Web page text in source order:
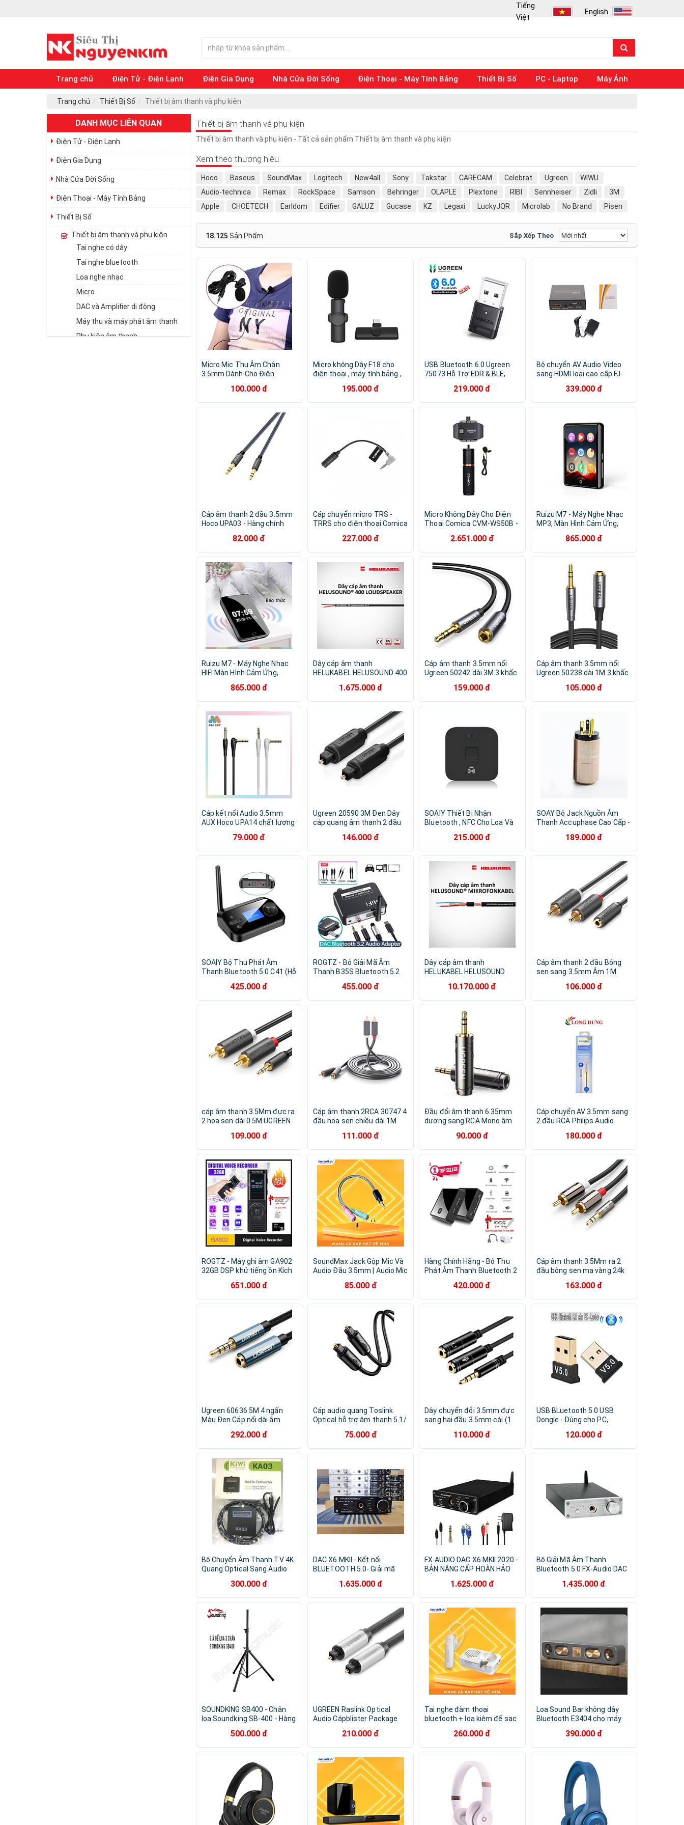
Tiếng
Việt
English
Trang chủ Điện Tử - Điện Lạnh Điện Gia Dụng Nhà Cửa Đời Sống Điện Thoại - Máy Tính Bảng Thiết Bị Số PC - Laptop Máy Ảnh
Trang chủ Thiết Bị Số Thiết bị âm thanh và phụ kiện
DANH MỤC LIÊN QUAN
Điện Tử - Điện Lạnh
Điện Gia Dụng
Nhà Cửa Đời Sống
Điện Thoại - Máy Tính Bảng
Thiết Bị Số
Thiết bị âm thanh và phụ kiện
Tai nghe có dây
Tai nghe bluetooth
Loa nghe nhạc
Micro
DAC và Amplifier di động
Máy thu và máy phát âm thanh
Phụ kiện âm thanh
Thiết bị âm thanh và phụ kiện
Thiết bị âm thanh và phụ kiện - Tất cả sản phẩm Thiết bị âm thanh và phụ kiện
Xem theo thương hiệu
Hoco Baseus SoundMax Logitech New4all Sony Takstar CARECAM Celebrat Ugreen
WIWU
Audio-technica
Remax RockSpace Samson Behringer OLAPLE Plextone RIBI Sennheiser Zidli
3M
Apple
CHOETECH Earldom Edifier GALUZ Gucase KZ Legaxi LuckyJQR Microlab No Brand
Pisen
Yison
Rapoo
18.125 Sản Phẩm Sắp Xếp Theo
Micro Mic Thu Âm Chân
3.5mm Dành Cho Điện
Giảng - Hàng Nhập Khẩu
100.000 đ
Micro không Dây F18 cho
điện thoại , máy tính bảng ,
hàng nhập khẩu
195.000 đ
USB Bluetooth 6.0 Ugreen
75073 Hỗ Trợ EDR & BLE,
Trên Windows 11/10/8.1 –
Tương Thích Tai Nghe, Bàn
Hàng Chính Hãng
219.000 đ
Bộ chuyển AV Audio Video
sang HDMI loại cao cấp FJ-
339.000 đ
Cáp âm thanh 2 đầu 3.5mm
Hoco UPA03 - Hàng chính
82.000 đ
Cáp chuyển micro TRS -
TRRS cho điện thoại Comica
227.000 đ
Micro Không Dây Cho Điện
Thoại Comica CVM-WS50B -
2.651.000 đ
Ruizu M7 - Máy Nghe Nhạc
MP3, Màn Hình Cảm Ứng,
Ngoài - Hàng Chính Hãng
865.000 đ
Ruizu M7 - Máy Nghe Nhạc
HIFI Màn Hình Cảm Ứng,
Ngoài - Hàng chính hãng
865.000 đ
Dây cáp âm thanh
HELUKABEL HELUSOUND 400
x 2.5 mm²1.675.000 đ
Cáp âm thanh 3.5mm nối
Ugreen 50242 dài 3M 3 khấc
159.000 đ
Cáp âm thanh 3.5mm nối
Ugreen 50238 dài 1M 3 khấc
105.000 đ
Cáp kết nối Audio 3.5mm
AUX Hoco UPA14 chất lượng
Hàng chính hãng
79.000 đ
Ugreen 20590 3M Đen Dây
cáp quang âm thanh 2 đầu
146.000 đ
SOAIY Thiết Bị Nhận
Bluetooth , NFC Cho Loa Và
215.000 đ
SOAY Bộ Jack Nguồn Âm
Thanh Accuphase Cao Cấp -
189.000 đ
SOAIY Bộ Thu Phát Âm
Thanh Bluetooth 5.0 C41 (Hỗ
Nhập Khẩu425.000 đ
ROGTZ - Bộ Giải Mã Âm
Thanh B35S Bluetooth 5.2
Cổng kết nối Digital Optical
Toslink / SPDIF, Coaxial,
trợ định dạng: WAV / WMA /
APE / FLAC / MP3 Tự động
kết nối- Hàng Chính Hãng
455.000 đ
Dây cáp âm thanh
HELUKABEL HELUSOUND
0.22 mm²10.170.000 đ
Cáp âm thanh 2 đầu Bông
sen sang 3.5mm Âm 1M
102GK10588AV Hàng chính
hãng
106.000 đ
cáp âm thanh 3.5Mm đực ra
2 hoa sen dài 0.5M UGREEN
109.000 đ
Cáp âm thanh 2RCA 30747 4
đầu hoa sen chiều dài 1M
111.000 đ
Đầu đổi âm thanh 6.35mm
dương sang RCA Mono âm
Hàng chính hãng
90.000 đ
Cáp chuyển AV 3.5mm sang
2 đầu RCA Philips Audio
180.000 đ
ROGTZ - Máy ghi âm GA902
32GB DSP khử tiếng ồn Kích
MP3/WAV 92kbps 0Hz-
20kHz Pin 13 giờ Nhỏ gọn
LCD Thẻ nhớ 128GB Micro
đa hướng Chống ồn Hẹn giờ
Nghe nhạc Kết nối máy tính
Giá rẻ Hàng Chính hãng
651.000 đ
SoundMax Jack Gộp Mic Và
Audio Đầu 3.5mm | Audio Mic
Nhạc Cáp 3.5mm Ra 2 Đầu
Audio + Micro | Chất Lượng
Chính Hãng Bảo Hành 12
85.000 đ
Hàng Chính Hãng - Bộ Thu
Phát Âm Thanh Bluetooth 2
5.0 Chế Độ Chuyển Đổi Linh
Hoạt Tương Thích Rộng Rãi
Optical 3.5mm Công Nghệ
aptX Low Latency Âm
Thanh Hi-Fi Tích Hợp Chip
DPS Nhỏ Gọn Dễ Sử Dụng -
ROGTZ
420.000 đ
Cáp âm thanh 3.5Mm ra 2
đầu bông sen mạ vàng 24k
UGREEN Av116- Hàng chính
hãng
163.000 đ
Ugreen 60636 5M 4 ngấn
Màu Đen Cáp nối dài âm
bọc Nylon cao cấp Hàng
chính hãng
292.000 đ
Cáp audio quang Toslink
Optical hỗ trợ âm thanh 5.1/
Hàng chính hãng
75.000 đ
Dây chuyển đổi 3.5mm đực
sang hai đầu 3.5mm cái (1
tai nghe) - Hàng chính hãng
PHỤ KIỆN ÂM THANH
110.000 đ
USB BLuetooth 5.0 USB
Dongle - Dùng cho PC,
loa bluetooth, gamepad -
Hàng Nhập Khẩu BỘ CHUYỂN
120.000 đ
Bộ Chuyển Âm Thanh TV 4K
Quang Optical Sang Audio
(1m) HÀNG NHẬP KHẨU
300.000 đ
DAC X6 MKII - Kết nối
BLUETOOTH 5.0- Giải mã
1.635.000 đ
FX AUDIO DAC X6 MKII 2020 -
BẢN NÂNG CẤP HOÀN HẢO
1.625.000 đ
Bộ Giải Mã Âm Thanh
Bluetooth 5.0 FX-Audio DAC
1.435.000 đ
SOUNDKING SB400 - Chân
loa Soundking SB-400 - Hàng
500.000 đ
UGREEN Raslink Optical
Audio Cápblister Package
210.000 đ
Tai nghe đàm thoại
bluetooth + loa kiêm đế sạc
SoundMax F-3 | Bluetooth
Earphone + Solar Charging
SoundMax F3 - Hàng Chính
260.000 đ
Loa Sound Bar không dây
Bluetooth E3404 cho máy
tính bảng hàng nhập khẩu
390.000 đ